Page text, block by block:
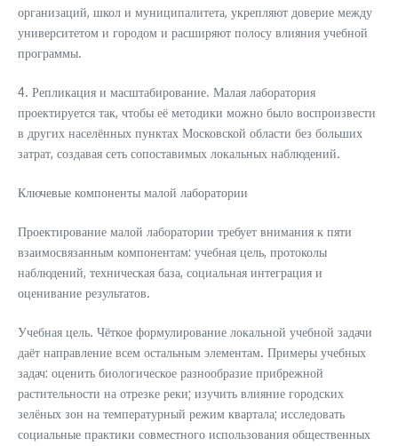
организаций, школ и муниципалитета, укрепляют доверие между
университетом и городом и расширяют полосу влияния учебной
программы.
4. Репликация и масштабирование. Малая лаборатория
проектируется так, чтобы её методики можно было воспроизвести
в других населённых пунктах Московской области без больших
затрат, создавая сеть сопоставимых локальных наблюдений.
Ключевые компоненты малой лаборатории
Проектирование малой лаборатории требует внимания к пяти
взаимосвязанным компонентам: учебная цель, протоколы
наблюдений, техническая база, социальная интеграция и
оценивание результатов.
Учебная цель. Чёткое формулирование локальной учебной задачи
даёт направление всем остальным элементам. Примеры учебных
задач: оценить биологическое разнообразие прибрежной
растительности на отрезке реки; изучить влияние городских
зелёных зон на температурный режим квартала; исследовать
социальные практики совместного использования общественных